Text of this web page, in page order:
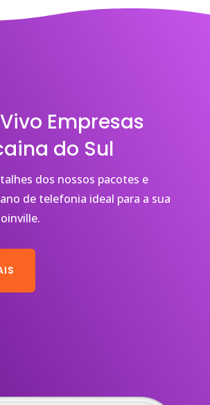
Empresas
do Sul
dos nossos pacotes e
de telefonia ideal para a sua